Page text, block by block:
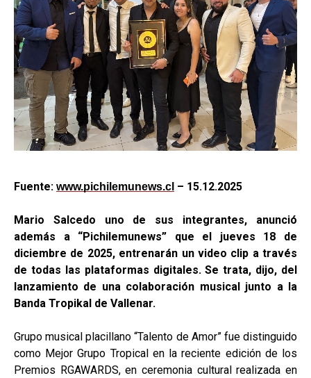
Fuente: www.pichilemunews.cl – 15.12.2025
Mario Salcedo uno de sus integrantes, anunció
además a “Pichilemunews” que el jueves 18 de
diciembre de 2025, entrenarán un video clip a través
de todas las plataformas digitales. Se trata, dijo, del
lanzamiento de una colaboración musical junto a la
Banda Tropikal de Vallenar.
Grupo musical placillano “Talento de Amor” fue distinguido
como Mejor Grupo Tropical en la reciente edición de los
Premios RGAWARDS, en ceremonia cultural realizada en